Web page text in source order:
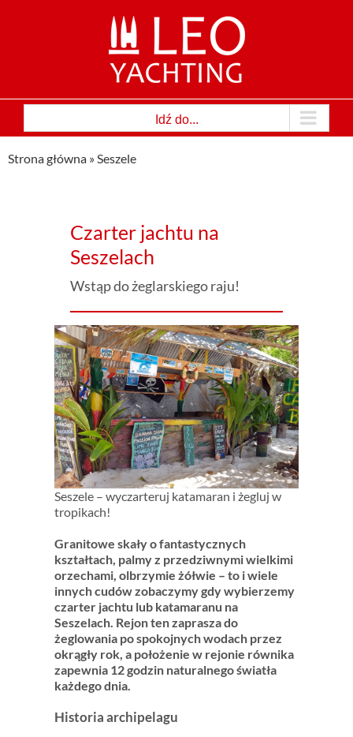
Idź do...
Strona główna » Seszele
Czarter jachtu na
Seszelach
Wstąp do żeglarskiego raju!
Seszele – wyczarteruj katamaran i żegluj w
tropikach!
Granitowe skały o fantastycznych
kształtach, palmy z przedziwnymi wielkimi
orzechami, olbrzymie żółwie – to i wiele
innych cudów zobaczymy gdy wybierzemy
czarter jachtu lub katamaranu na
Seszelach. Rejon ten zaprasza do
żeglowania po spokojnych wodach przez
okrągły rok, a położenie w rejonie równika
zapewnia 12 godzin naturalnego światła
każdego dnia.
Historia archipelagu